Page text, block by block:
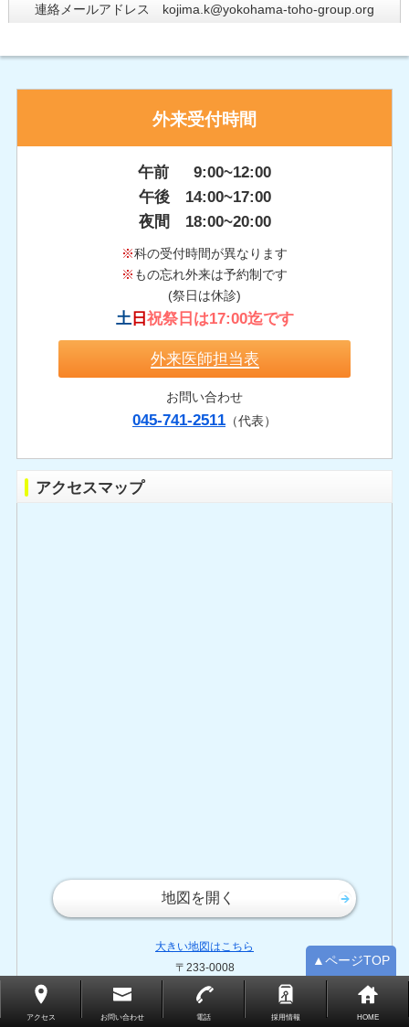
連絡メールアドレス kojima.k@yokohama-toho-group.org
外来受付時間
午前 9:00~12:00
午後 14:00~17:00
夜間 18:00~20:00
※科の受付時間が異なります
※ もの忘れ外来は予約制です
(祭日は休診)
土日祝祭日は17:00迄です
外来医師担当表
お問い合わせ
045-741-2511 （代表）
アクセスマップ
地図を開く
大きい地図はこちら
〒233-0008
神奈川県横浜市港南区最戸1-3-16
▲ページTOP
アクセス お問い合わせ 電話 採用情報 HOME